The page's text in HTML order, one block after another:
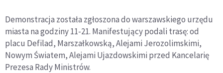
Demonstracja została zgłoszona do warszawskiego urzędu
miasta na godziny 11-21. Manifestujący podali trasę: od
placu Defilad, Marszałkowską, Alejami Jerozolimskimi,
Nowym Światem, Alejami Ujazdowskimi przed Kancelarię
Prezesa Rady Ministrów.